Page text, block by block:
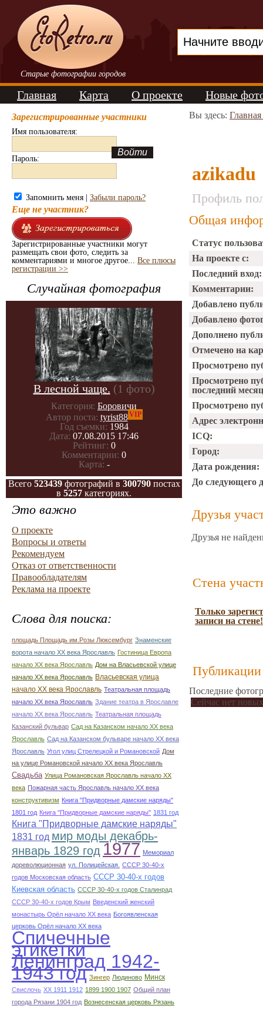
Старые фотографии городов
Главная Карта О проекте Новые
Зарегистрированные участники
Имя пользователя:
Пароль:
Запомнить меня | Забыли пароль?
Еще не участник?
Зарегистрированные участники могут
размещать свои фото, следить за
комментариями и многое другое... Все плюсы
регистрации >>
Случайная фотография
В лесной чаще. (1 фото)
Категория: Боровичи
Автор поста: tyrist88VIP
Год съемки: 1984
Дата: 07.08.2015 17:46
Рейтинг: 0
Комментарии: 0
Карта: -
Всего 523439фотографий в 300790постах
в 5257 категориях.
Это важно
О проекте
Вопросы и ответы
Рекомендуем
Отказ от ответственности
Правообладателям
Реклама на проекте
Слова для поиска:
площадь Площадь им.Розы Люксембург Знаменские
ворота начало ХХ века Ярославль Гостиница Европа
начало ХХ века Ярославль Дом на Власьевской улице
начало ХХ века Ярославль Власьевская улица
начало ХХ века Ярославль Театральная площадь
начало ХХ века Ярославль Здание театра в Ярославле
начало ХХ века Ярославль Театральная площадь
Казанский бульвар Сад на Казанском начало ХХ века
Ярославль Сад на Казанском бульваре начало ХХ века
Ярославль Угол улиц Стрелецкой и Романовской Дом
на улице Романовской начало ХХ века Ярославль
Свадьба Улица Романовская Ярославль начало ХХ
века Пожарная часть Ярославль начало ХХ века
конструктивизм Книга "Придворные дамские наряды"
1801 год Книга "Придворные дамские наряды" 1831 год
Книга "Придворные дамские наряды"
1831 год мир моды декабрь-
январь 1829 год 1977 Мемориал
дореволюционная ул. Полицейская. СССР 30-40-х
годов Московская область СССР 30-40-х годов
Киевская область СССР 30-40-х годов Сталинрад
СССР 30-40-х годов Крым Введенский женский
монастырь Орёл начало ХХ века Богоявленская
церковь Орёл начало ХХ века
Спичечные
этикетки
Ленинград 1942-
1943 год Зингер Людиново Минск
Свислочь XX 1911 1912 1899 1900 1907 Общий план
города Рязани 1904 год Вознесенская церковь Рязань
Вы здесь:
azikadu
Профиль
Общая
Статус
На проекте с:
Последний вход:
Комментарии:
Добавлено
Добавлено
Дополнено
Отмечено на
Просмотрено
Просмотрено
последний
Просмотрено
Адрес
ICQ:
Город:
Дата рождения:
До следующего
Друзья
Друзья не
Стена
Только
записи на стене!
Публикации
Последние
Сейчас нет